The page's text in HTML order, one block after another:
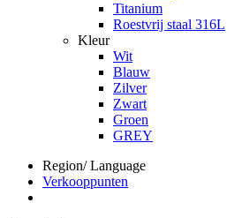
Titanium
Roestvrij staal 316L
Kleur
Wit
Blauw
Zilver
Zwart
Groen
GREY
Region/ Language
Verkooppunten